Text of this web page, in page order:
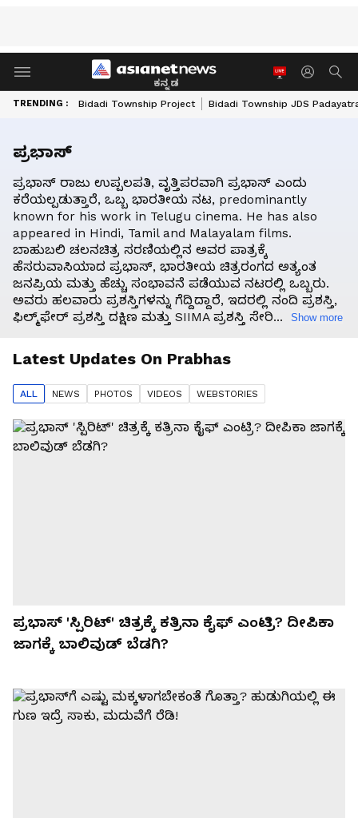
ಕನ್ನಡ
TRENDING : Bidadi Township Project Bidadi Township JDS
ಪ್ರಭಾಸ್
ಪ್ರಭಾಸ್ ರಾಜು ಉಪ್ಪಲಪತಿ, ವೃತ್ತಿಪರವಾಗಿ ಪ್ರಭಾಸ್ ಎಂದು
ಕರೆಯಲ್ಪಡುತ್ತಾರೆ, ಒಬ್ಬ ಭಾರತೀಯ ನಟ, predominantly
known for his work in Telugu cinema. He has also
appeared in Hindi, Tamil and Malayalam films.
ಬಾಹುಬಲಿ ಚಲನಚಿತ್ರ ಸರಣಿಯಲ್ಲಿನ ಅವರ ಪಾತ್ರಕ್ಕೆ
ಹೆಸರುವಾಸಿಯಾದ ಪ್ರಭಾಸ್, ಭಾರತೀಯ ಚಿತ್ರರಂಗದ ಅತ್ಯಂತ
ಜನಪ್ರಿಯ ಮತ್ತು ಹೆಚ್ಚು ಸಂಭಾವನೆ ಪಡೆಯುವ ನಟರಲ್ಲಿ ಒಬ್ಬರು.
ಅವರು ಹಲವಾರು ಪ್ರಶಸ್ತಿಗಳನ್ನು ಗೆದ್ದಿದ್ದಾರೆ, ಇದರಲ್ಲಿ ನಂದಿ ಪ್ರಶಸ್ತಿ,
ಫಿಲ್ಮ್‌ಫೇರ್ ಪ್ರಶಸ್ತಿ ದಕ್ಷಿಣ ಮತ್ತು SIIMA ಪ್ರಶಸ್ತಿ ಸೇರಿ...
Show more
Latest Updates On Prabhas
ALL NEWS PHOTOS VIDEOS WEBSTORIES
ಪ್ರಭಾಸ್ 'ಸ್ಪಿರಿಟ್' ಚಿತ್ರಕ್ಕೆ ಕತ್ರಿನಾ ಕೈಫ್ ಎಂಟ್ರಿ? ದೀಪಿಕಾ
ಜಾಗಕ್ಕೆ ಬಾಲಿವುಡ್ ಬೆಡಗಿ?